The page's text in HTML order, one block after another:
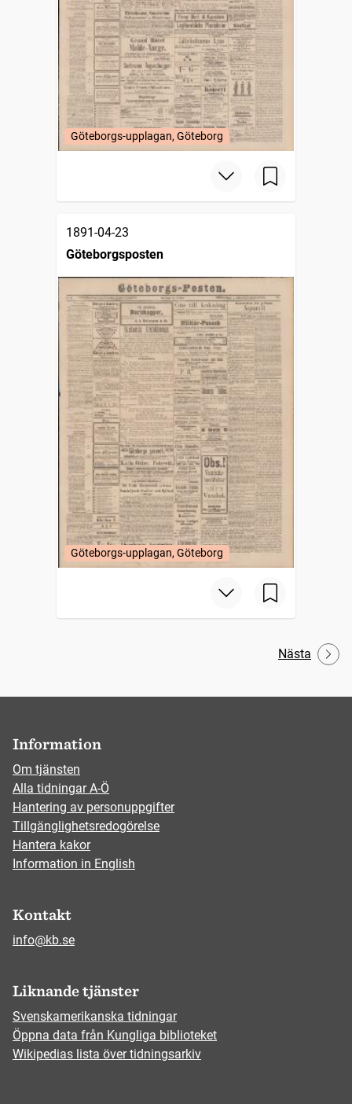
Göteborgs-upplagan, Göteborg
1891-04-23
Göteborgsposten
Göteborgs-upplagan, Göteborg
Nästa
Information
Om tjänsten
Alla tidningar A-Ö
Hantering av personuppgifter
Tillgänglighetsredogörelse
Hantera kakor
Information in English
Kontakt
info@kb.se
Liknande tjänster
Svenskamerikanska tidningar
Öppna data från Kungliga biblioteket
Wikipedias lista över tidningsarkiv